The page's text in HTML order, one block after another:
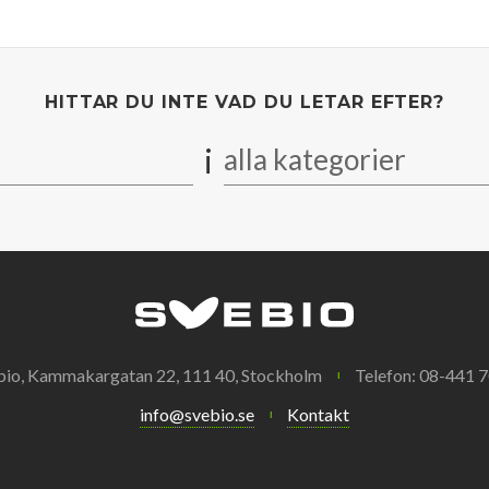
HITTAR DU INTE VAD DU LETAR EFTER?
i alla kategorier
Kammakargatan 22, 111 40, Stockholm
Telefon: 08-441
info@svebio.se
Kontakt